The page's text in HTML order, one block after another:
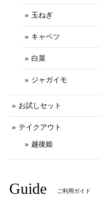
玉ねぎ
キャベツ
白菜
ジャガイモ
お試しセット
テイクアウト
越後姫
Guide ご利用ガイド